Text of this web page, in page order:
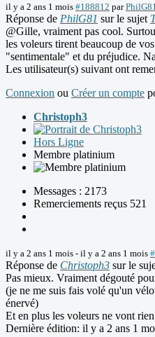
il y a 2 ans 1 mois #188812 parPhilG81
Réponse de PhilG81 sur le sujet
@Gille, vraiment pas cool.
les voleurs tirent beaucoup de
"sentimentale" et du préjudice.
Les utilisateur(s) suivant ont
Connexion ou Créer un compte
Christoph3
Hors Ligne
Membre platinium
Messages : 2173
Remerciements reçus 521
il y a 2 ans 1 mois - il y a 2 ans 1 mois
Réponse de Christoph3 sur le
Pas mieux. Vraiment dégouté
(je ne me suis fais volé qu'un
énervé)
Et en plus les voleurs ne vont
Dernière édition: il y a 2 ans 1